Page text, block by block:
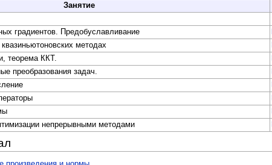
Занятие
градиентов. Предобуславливание
методах
теорема ККТ.
преобразования задач.
непрерывными методами